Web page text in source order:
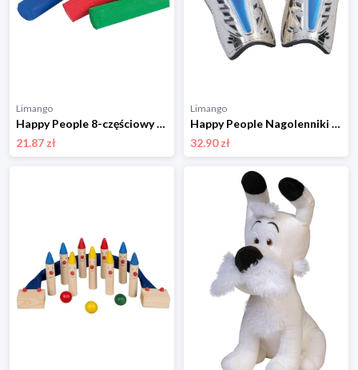
Limango
Happy People 8-częściowy zestaw plasteliny rozmiar: onesize
21.87 zł
Limango
Happy People Nagolenniki - 8+ rozmiar: onesize
32.90 zł